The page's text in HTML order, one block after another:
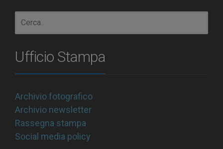
Ufficio Stampa
Archivio fotografico
Archivio newsletter
Rassegna stampa
Social media policy